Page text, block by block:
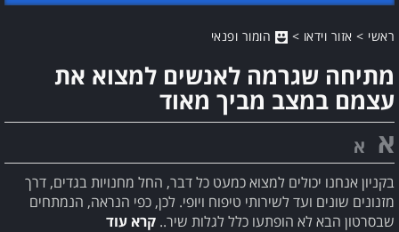
ראשי > אזור וידאו > הומור ופנאי
מתיחה שגרמה לאנשים למצוא את
עצמם במצב מביך מאוד
א א
בקניון אנחנו יכולים למצוא כמעט כל דבר, החל מחנויות בגדים, דרך
מזנונים שונים ועד לשירותי טיפוח ויופי. לכן, כפי הנראה, הנמתחים
שבסרטון הבא לא הופתעו כלל לגלות שיר.. קרא עוד